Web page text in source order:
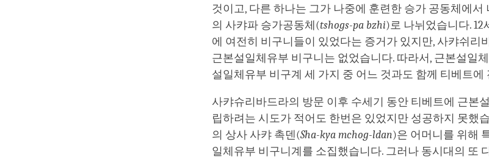
것이고, 다른 하나는 그가 나중에 훈련한 승가 공동체에서
의 사캬파 승가공동체(tshogs-pa bzhi)로 나뉘었습니다.
에 여전히 비구니들이 있었다는 증거가 있지만, 사캬쉬리
근본설일체유부 비구니는 없었습니다. 따라서, 근본설일
설일체유부 비구계 세 가지 중 어느 것과도 함께 티베트에
사캬슈리바드라의 방문 이후 수세기 동안 티베트에 근본
립하려는 시도가 적어도 한번은 있었지만 성공하지 못했
의 상사 사캬 촉덴(Sha-kya mchog-ldan)은 어머니를 위해
일체유부 비구니계를 소집했습니다. 그러나 동시대의 또